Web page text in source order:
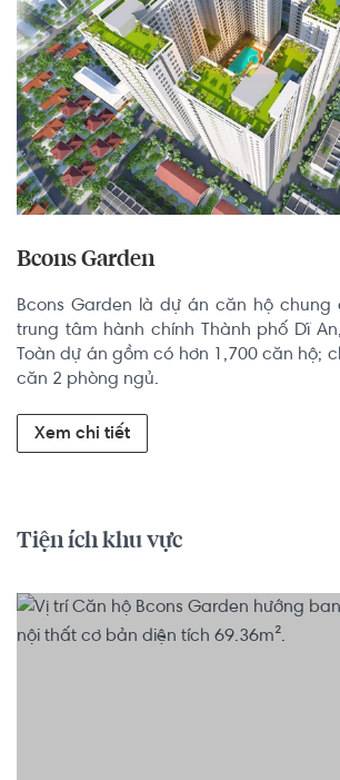
Bcons Garden
Bcons Garden là dự án căn hộ chung
trung tâm hành chính Thành phố Dĩ
Toàn dự án gồm có hơn 1,700 căn hộ;
căn 2 phòng ngủ.
Xem chi tiết
Tiện ích khu vực